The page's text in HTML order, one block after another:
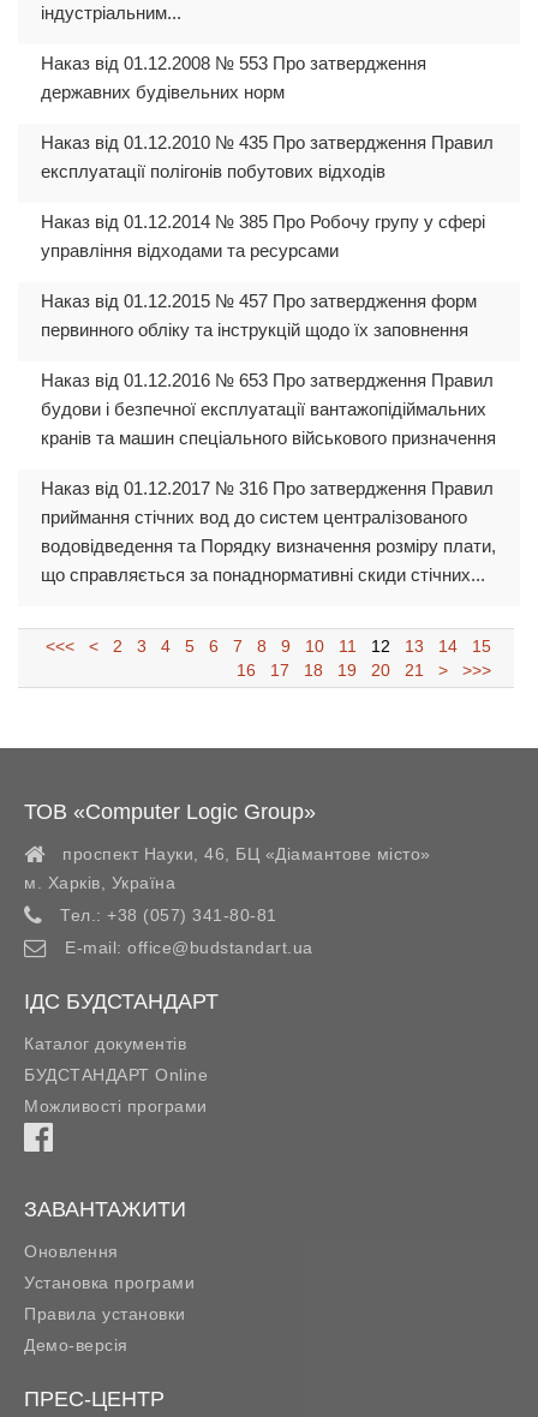
індустріальним...
Наказ від 01.12.2008 № 553 Про затвердження
державних будівельних норм
Наказ від 01.12.2010 № 435 Про затвердження Правил
експлуатації полігонів побутових відходів
Наказ від 01.12.2014 № 385 Про Робочу групу у сфері
управління відходами та ресурсами
Наказ від 01.12.2015 № 457 Про затвердження форм
первинного обліку та інструкцій щодо їх заповнення
Наказ від 01.12.2016 № 653 Про затвердження Правил
будови і безпечної експлуатації вантажопідіймальних
кранів та машин спеціального військового призначення
Наказ від 01.12.2017 № 316 Про затвердження Правил
приймання стічних вод до систем централізованого
водовідведення та Порядку визначення розміру плати,
що справляється за понаднормативні скиди стічних...
<<< < 2 3 4 5 6 7 8 9 10 11 12 13 14
15
16
17 18 19 20 21 > >>>
ТОВ «Computer Logic Group»
проспект Науки, 46, БЦ «Діамантове місто»
м. Харків
Україна
Тел.: +38 (057) 341-80-81
E-mail: office@budstandart.ua
ІДС БУДСТАНДАРТ
Каталог документів
БУДСТАНДАРТ Online
Можливості програми
ЗАВАНТАЖИТИ
Оновлення
Установка програми
Правила установки
Демо-версія
ПРЕС-ЦЕНТР